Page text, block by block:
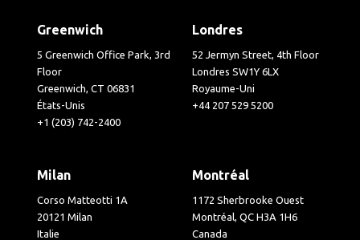
Greenwich
5 Greenwich Office Park, 3rd
Floor
Greenwich, CT 06831
États-Unis
+1 (203) 742-2400
Londres
52 Jermyn Street, 4th Floor
Londres SW1Y 6LX
Royaume-Uni
+44 207 529 5200
Milan
Corso Matteotti 1A
20121 Milan
Italie
Montréal
1172 Sherbrooke Ouest
Montréal, QC H3A 1H6
Canada